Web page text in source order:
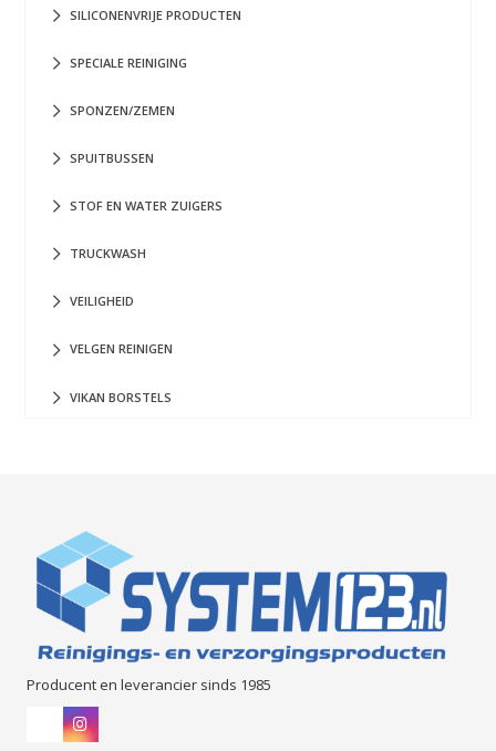
SILICONENVRIJE PRODUCTEN
SPECIALE REINIGING
SPONZEN/ZEMEN
SPUITBUSSEN
STOF EN WATER ZUIGERS
TRUCKWASH
VEILIGHEID
VELGEN REINIGEN
VIKAN BORSTELS
Producent en leverancier sinds 1985